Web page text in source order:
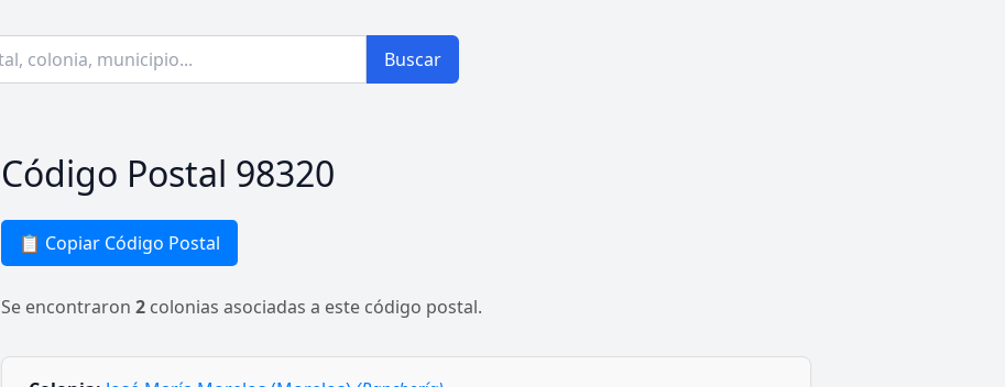
Buscar
Código Postal 98320
📋 Copiar Código Postal
Se encontraron 2 colonias asociadas a este código postal.